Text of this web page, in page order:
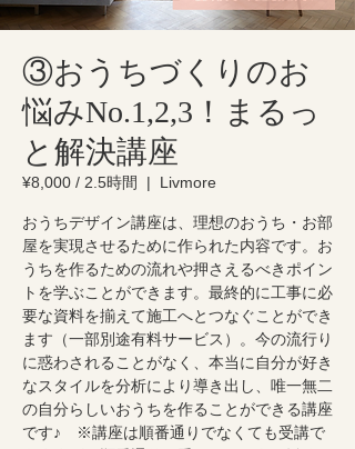
③おうちづくりのお
悩みNo.1,2,3！まるっ
と解決講座
¥8,000 / 2.5時間
  |
Livmore
おうちデザイン講座は、理想のおうち・お部
屋を実現させるために作られた内容です。お
うちを作るための流れや押さえるべきポイン
トを学ぶことができます。最終的に工事に必
要な資料を揃えて施工へとつなぐことができ
ます（一部別途有料サービス）。今の流行り
に惑わされることがなく、本当に自分が好き
なスタイルを分析により導き出し、唯一無二
の自分らしいおうちを作ることができる講座
です♪ ※講座は順番通りでなくても受講で